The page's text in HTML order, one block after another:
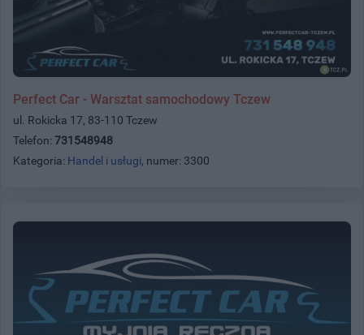
Perfect Car - Warsztat samochodowy Tczew
ul. Rokicka 17, 83-110 Tczew
Telefon: 731548948
Kategoria: Handel i usługi, numer: 3300